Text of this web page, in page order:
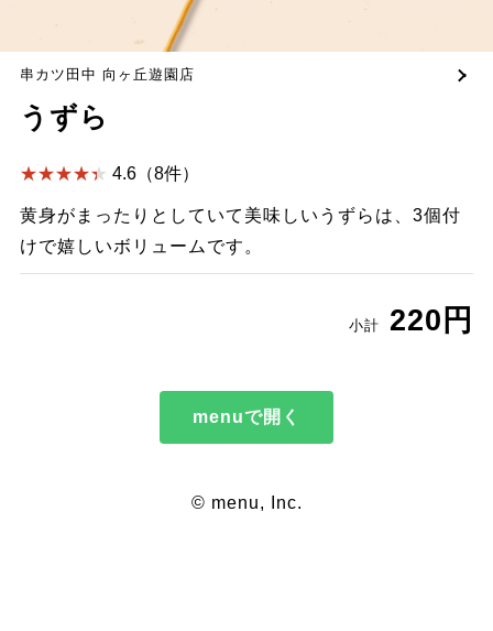
串カツ田中 向ヶ丘遊園店
うずら
4.6（8件）
黄身がまったりとしていて美味しいうずらは、3個付
けで嬉しいボリュームです。
小計 220円
menuで開く
© menu, Inc.